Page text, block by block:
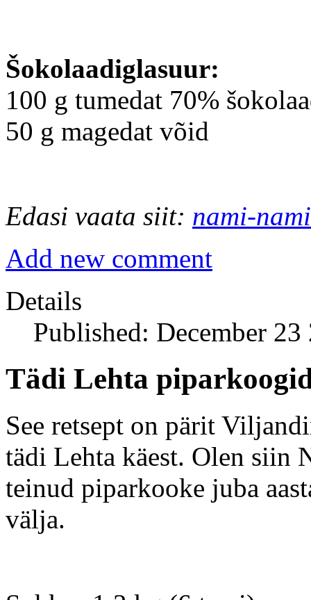
Šokolaadiglasuur:
100 g tumedat 70%
50 g magedat võid
Edasi vaata siit: nami-
Add new comment
Details
Published: December 23
Tädi Lehta
See retsept on pärit
tädi Lehta käest. Olen siin
teinud piparkooke juba
välja.